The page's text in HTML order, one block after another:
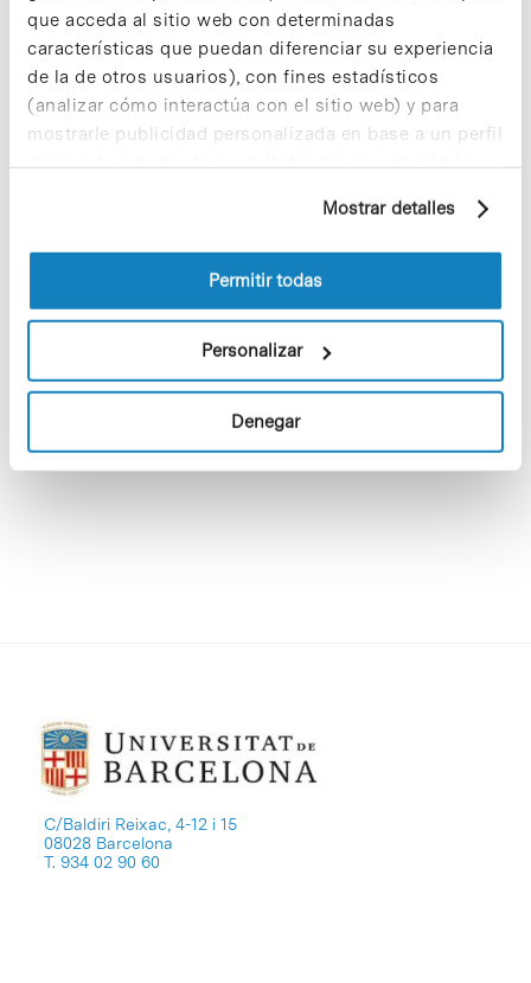
que acceda al sitio web con determinadas
características que puedan diferenciar su experiencia
de la de otros usuarios), con fines estadísticos
(analizar cómo interactúa con el sitio web) y para
mostrarle publicidad personalizada en base a un perfil
elaborado a partir de sus hábitos de navegación (por
información sobre las cookies puede consultar
la Política de cookies del sitio web.
Mostrar detalles
Permitir todas
Personalizar
Denegar
El IBEC recibirá 13,8 millones de
euros de la Generalitat de
Catalunya para desarrollar su
investigación
Notícias
La Generalitat de Catalunya aportará
Bioingeniería de Cataluña(IBEC) para el
ingeniería aplicada a la biomedicina así
como para la transferencia de los
empresas y al sistema sanitario. Esta
aportación es portará a cabo a través
Gobierno catalán y la Fundación que
gestiona el Instituto.
C/Baldiri Reixac, 4-12 i 15
08028 Barcelona
T. 934 02 90 60